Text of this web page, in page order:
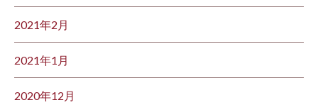
2021年2月
2021年1月
2020年12月